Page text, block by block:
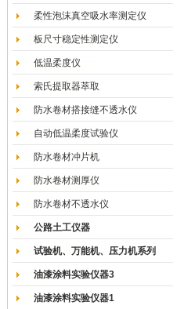
柔性泡沫真空吸水率测定仪
板尺寸稳定性测定仪
低温柔度仪
索氏提取器萃取
防水卷材搭接缝不透水仪
自动低温柔度试验仪
防水卷材冲片机
防水卷材测厚仪
防水卷材不透水仪
公路土工仪器
试验机、万能机、压力机系列
油漆涂料实验仪器3
油漆涂料实验仪器1